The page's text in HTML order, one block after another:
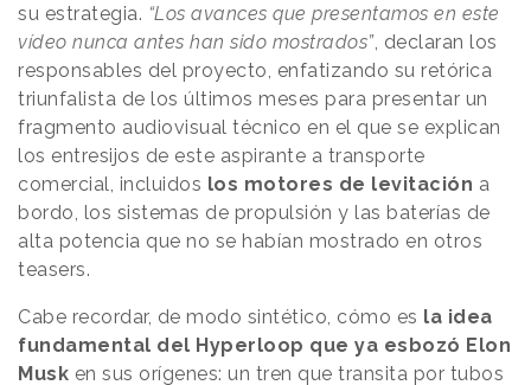
su estrategia. “Los avances que presentamos en este
vídeo nunca antes han sido mostrados”, declaran los
responsables del proyecto, enfatizando su retórica
triunfalista de los últimos meses para presentar un
fragmento audiovisual técnico en el que se explican
los entresijos de este aspirante a transporte
comercial, incluidos los motores de levitación a
bordo, los sistemas de propulsión y las baterías de
alta potencia que no se habían mostrado en otros
teasers.
Cabe recordar, de modo sintético, cómo es la idea
fundamental del Hyperloop que ya esbozó Elon
Musk en sus orígenes: un tren que transita por tubos